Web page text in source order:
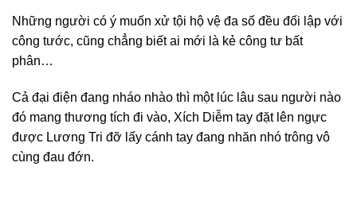
Những người có ý muốn xử tội hộ vệ đa số đều đối lập với
công tước, cũng chẳng biết ai mới là kẻ công tư bất
phân…
Cả đại điện đang nháo nhào thì một lúc lâu sau người nào
đó mang thương tích đi vào, Xích Diễm tay đặt lên ngực
được Lương Tri đỡ lấy cánh tay đang nhăn nhó trông vô
cùng đau đớn.